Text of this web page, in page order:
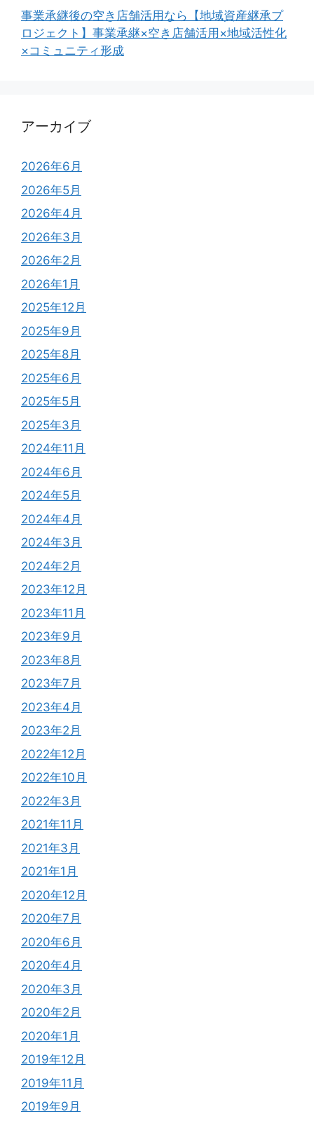
事業承継後の空き店舗活用なら【地域資産継承プ
ロジェクト】事業承継×空き店舗活用×地域活性化
×コミュニティ形成
アーカイブ
2026年6月
2026年5月
2026年4月
2026年3月
2026年2月
2026年1月
2025年12月
2025年9月
2025年8月
2025年6月
2025年5月
2025年3月
2024年11月
2024年6月
2024年5月
2024年4月
2024年3月
2024年2月
2023年12月
2023年11月
2023年9月
2023年8月
2023年7月
2023年4月
2023年2月
2022年12月
2022年10月
2022年3月
2021年11月
2021年3月
2021年1月
2020年12月
2020年7月
2020年6月
2020年4月
2020年3月
2020年2月
2020年1月
2019年12月
2019年11月
2019年9月